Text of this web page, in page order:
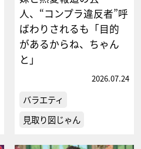
人、“コンプラ違反者”呼
ばわりされるも「目的
があるからね、ちゃん
と」
2026.07.24
バラエティ
見取り図じゃん